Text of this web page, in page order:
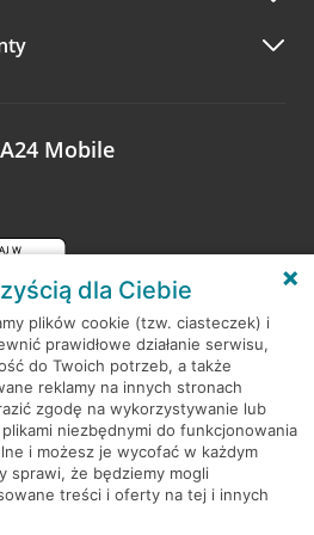
się z nami opinią o wizycie.
Mobile
dla Ciebie
plików cookie (tzw. ciasteczek) i
prawidłowe działanie serwisu,
do Twoich potrzeb, a także
reklamy na innych stronach
zgodę na wykorzystywanie lub
niezbędnymi do funkcjonowania
i możesz je wycofać w każdym
sprawi, że będziemy mogli
treści i oferty na tej i innych